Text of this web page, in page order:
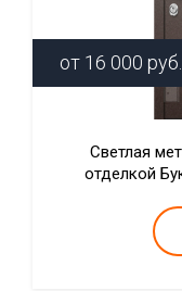
от 16 000 руб.
Светлая
отделкой